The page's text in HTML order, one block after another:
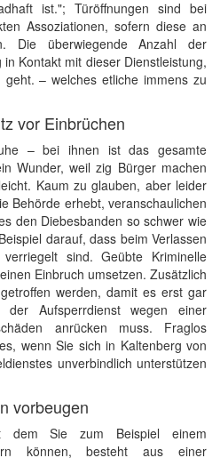
ist."; Türöffnungen sind bei
Assoziationen, sofern diese an
Die überwiegende Anzahl der
Kontakt mit dieser Dienstleistung,
– welches etliche immens zu
vor Einbrüchen
– bei ihnen ist das gesamte
Wunder, weil zig Bürger machen
Kaum zu glauben, aber leider
Behörde erhebt, veranschaulichen
den Diebesbanden so schwer wie
darauf, dass beim Verlassen
sind. Geübte Kriminelle
Einbruch umsetzen. Zusätzlich
werden, damit es erst gar
Aufsperrdienst wegen einer
anrücken muss. Fraglos
wenn Sie sich in Kaltenberg von
unverbindlich unterstützen
vorbeugen
dem Sie zum Beispiel einem
können, besteht aus einer